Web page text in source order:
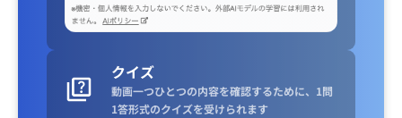
クイズ
動画一つひとつの内容を確認するために、1問
1答形式のクイズを受けられます